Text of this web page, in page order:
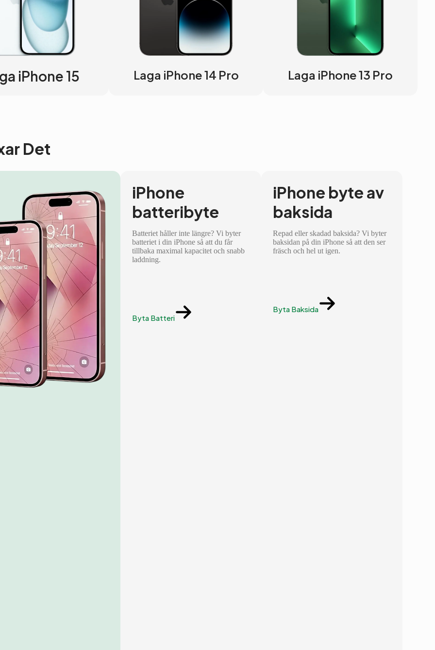
iPhone 15 Laga iPhone 14 Pro Laga iPhone 13 Pro
Det
iPhone
batteribyte
Batteriet håller inte längre? Vi byter
batteriet i din iPhone så att du får
tillbaka maximal kapacitet och snabb
laddning.
Byta Batteri
iPhone byte av
baksida
Repad eller skadad baksida? Vi byter
baksidan på din iPhone så att den ser
fräsch och hel ut igen.
Byta Baksida